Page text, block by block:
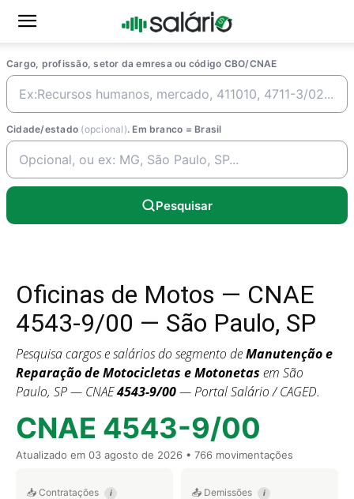
Cargo, profissão, setor da emresa ou código CBO/CNAE
Cidade/estado (opcional). Em branco = Brasil
Pesquisar
Oficinas de Motos — CNAE
4543-9/00 — São Paulo, SP
Pesquisa cargos e salários do segmento deManutenção e
Reparação de Motocicletas e Motonetas em São
Paulo, SP — CNAE4543-9/00— Portal Salário / CAGED.
CNAE 4543-9/00
Atualizado em 03 agosto de 2026 • 766 movimentações
📥 Contratações i 📤 Demissões i